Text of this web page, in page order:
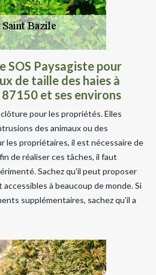
SOS Paysagiste pour
de taille des haies à
et ses environs
pour les propriétés. Elles
des animaux ou des
les propriétaires, il est nécessaire de
de réaliser ces tâches, il faut
Sachez qu'il peut proposer
à beaucoup de monde. Si
supplémentaires, sachez qu'il a